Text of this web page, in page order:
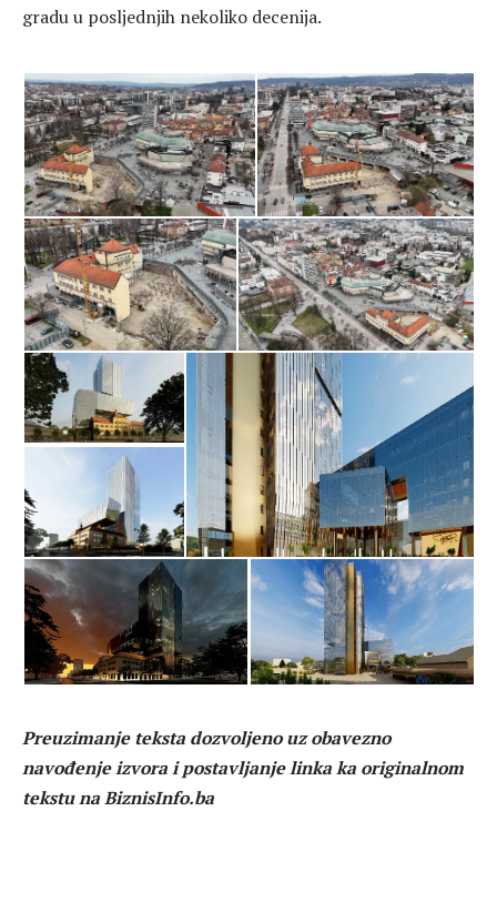
gradu u posljednjih nekoliko decenija.
Preuzimanje teksta dozvoljeno uz obavezno
navođenje izvora i postavljanje linka ka originalnom
tekstu na BiznisInfo.ba